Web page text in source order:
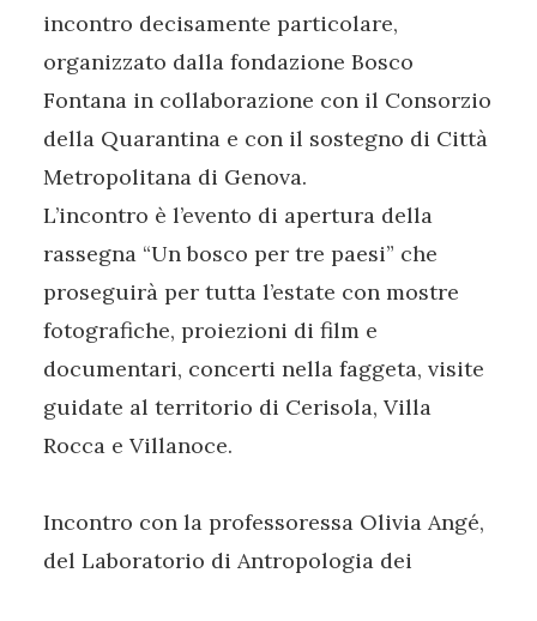
incontro decisamente particolare,
organizzato dalla fondazione Bosco
Fontana in collaborazione con il Consorzio
della Quarantina e con il sostegno di Città
Metropolitana di Genova.
L’incontro è l’evento di apertura della
rassegna “Un bosco per tre paesi” che
proseguirà per tutta l’estate con mostre
fotografiche, proiezioni di film e
documentari, concerti nella faggeta, visite
guidate al territorio di Cerisola, Villa
Rocca e Villanoce.
Incontro con la professoressa Olivia Angé,
del Laboratorio di Antropologia dei